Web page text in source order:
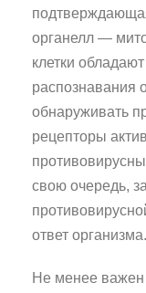
органелл —
клетки
распознавания
обнаруживать
рецепторы
свою очередь,
ответ организма.
Не менее важен